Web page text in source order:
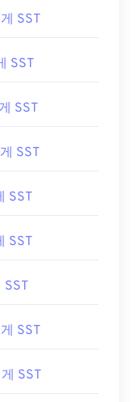
SST
SST
SST
SST
SST
SST
SST
SST
SST